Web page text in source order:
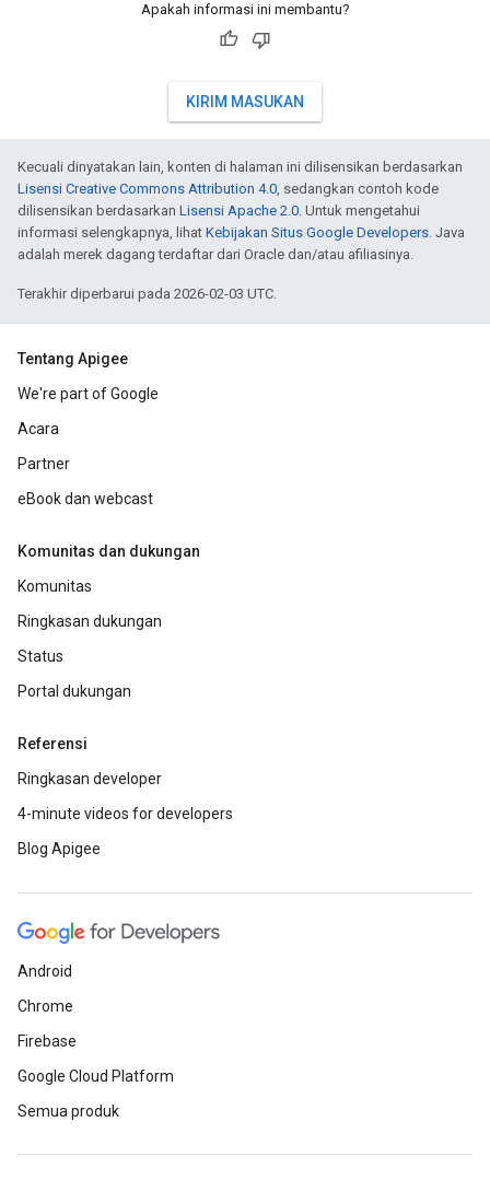
Apakah informasi ini membantu?
KIRIM MASUKAN
Kecuali dinyatakan lain, konten di halaman ini dilisensikan berdasarkan
Lisensi Creative Commons Attribution 4.0, sedangkan contoh kode
dilisensikan berdasarkan Lisensi Apache 2.0. Untuk mengetahui
informasi selengkapnya, lihat Kebijakan Situs Google Developers. Java
adalah merek dagang terdaftar dari Oracle dan/atau afiliasinya.
Terakhir diperbarui pada 2026-02-03 UTC.
Tentang Apigee
We're part of Google
Acara
Partner
eBook dan webcast
Komunitas dan dukungan
Komunitas
Ringkasan dukungan
Status
Portal dukungan
Referensi
Ringkasan developer
4-minute videos for developers
Blog Apigee
Android
Chrome
Firebase
Google Cloud Platform
Semua produk